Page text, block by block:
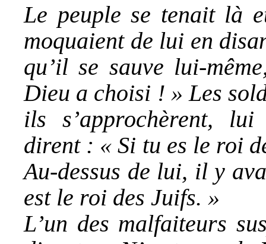
Le peuple se tenait là
moquaient de lui en
qu’il se sauve lui-
Dieu a choisi ! » Les
ils s’approchèrent,
dirent : « Si tu es le roi
Au-dessus de lui, il y
est le roi des Juifs. »
L’un des malfaiteurs